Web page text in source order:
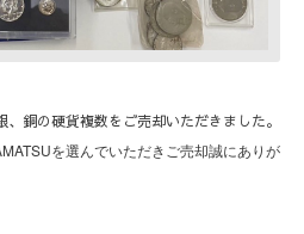
銅の硬貨複数をご売却いただきました。
を選んでいただきご売却誠にありが